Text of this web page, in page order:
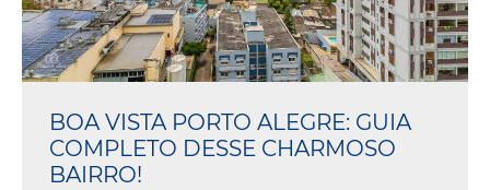
BOA VISTA PORTO ALEGRE: GUIA
COMPLETO DESSE CHARMOSO
BAIRRO!